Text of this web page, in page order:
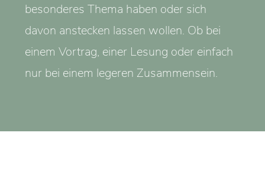
besonderes Thema haben oder sich
davon anstecken lassen wollen. Ob bei
einem Vortrag, einer Lesung oder einfach
nur bei einem legeren Zusammensein.